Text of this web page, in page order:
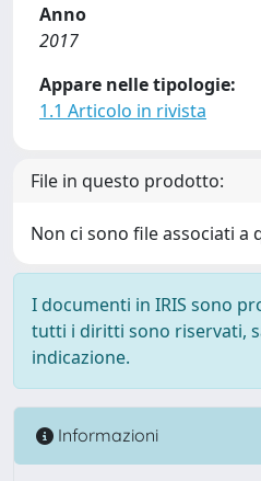
Anno
2017
Appare nelle tipologie:
1.1 Articolo in rivista
File in questo prodotto:
Non ci sono file associati a
I documenti in IRIS sono
tutti i diritti sono riservati,
indicazione.
Informazioni